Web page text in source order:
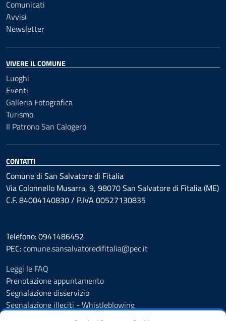
Comunicati
Avvisi
Newsletter
VIVERE IL COMUNE
Luoghi
Eventi
Galleria Fotografica
Turismo
Il Patrono San Calogero
CONTATTI
Comune di San Salvatore di Fitalia
Via Colonnello Musarra, 9, 98070 San Salvatore di Fitalia (ME)
C.F. 84004140830 / P.IVA 00527130835
Telefono: 0941486452
PEC:comune.sansalvatoredifitalia@pec.it
Leggi le FAQ
Prenotazione appuntamento
Segnalazione disservizio
Segnalazione illeciti - Whistleblowing